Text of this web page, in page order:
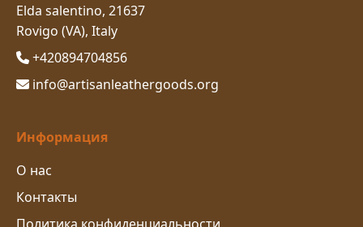
Elda salentino, 21637
Rovigo (VA), Italy
+420894704856
info@artisanleathergoods.org
Информация
О нас
Контакты